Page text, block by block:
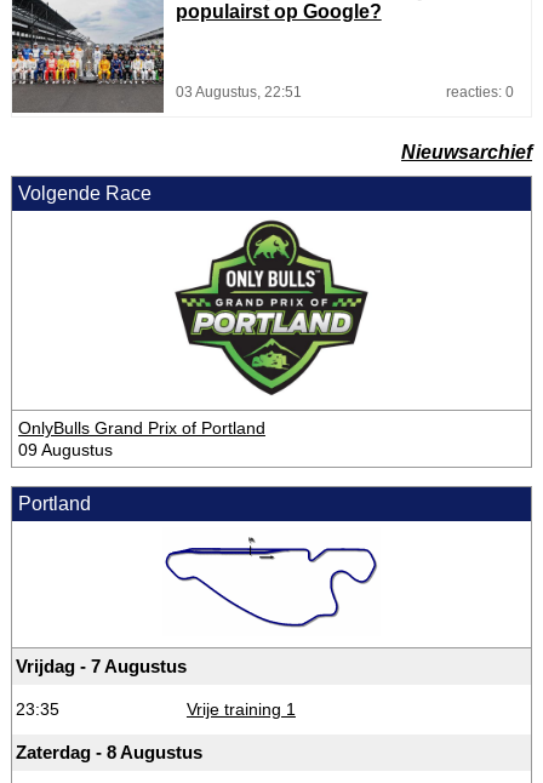
populairst op Google?
03 Augustus, 22:51 reacties: 0
Nieuwsarchief
Volgende Race
OnlyBulls Grand Prix of Portland
09 Augustus
Portland
Vrijdag - 7 Augustus
23:35 Vrije training 1
Zaterdag - 8 Augustus